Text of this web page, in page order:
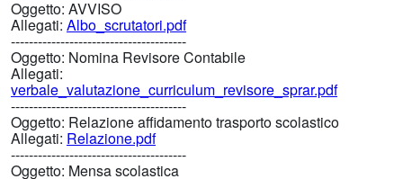
Oggetto: AVVISO
Allegati: Albo_scrutatori.pdf
---------------------------------------
Oggetto: Nomina Revisore Contabile
Allegati:
verbale_valutazione_curriculum_revisore_sprar.pdf
---------------------------------------
Oggetto: Relazione affidamento trasporto scolastico
Allegati: Relazione.pdf
---------------------------------------
Oggetto: Mensa scolastica